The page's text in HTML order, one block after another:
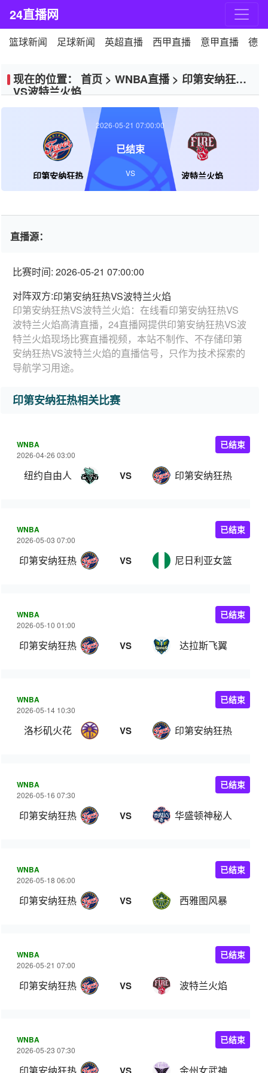
24直播网
篮球新闻 足球新闻 英超直播 西甲直播 意甲直播 德
现在的位置： 首页 > WNBA直播> 印第安纳狂热
VS波特兰火焰
印第安纳狂热 波特兰火焰
2026-05-21 07:00:00
已结束
VS
直播源：
比赛时间: 2026-05-21 07:00:00
对阵双方:印第安纳狂热VS波特兰火焰
印第安纳狂热VS波特兰火焰：在线看印第安纳狂热VS
波特兰火焰高清直播，24直播网提供印第安纳狂热VS波
特兰火焰现场比赛直播视频，本站不制作、不存储印第
安纳狂热VS波特兰火焰的直播信号，只作为技术探索的
导航学习用途。
印第安纳狂热相关比赛
WNBA
2026-04-26 03:00
纽约自由人 VS 印第安纳狂热
已结束
WNBA
2026-05-03 07:00
印第安纳狂热 VS 尼日利亚女篮
已结束
WNBA
2026-05-10 01:00
印第安纳狂热 VS 达拉斯飞翼
已结束
WNBA
2026-05-14 10:30
洛杉矶火花 VS 印第安纳狂热
已结束
WNBA
2026-05-16 07:30
印第安纳狂热 VS 华盛顿神秘人
已结束
WNBA
2026-05-18 06:00
印第安纳狂热 VS 西雅图风暴
已结束
WNBA
2026-05-21 07:00
印第安纳狂热 VS 波特兰火焰
已结束
WNBA
2026-05-23 07:30
已结束